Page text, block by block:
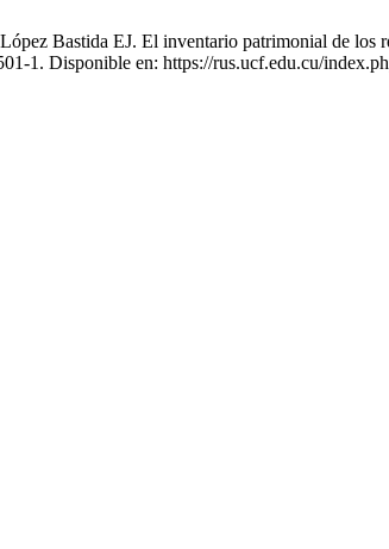
Bastida EJ. El inventario patrimonial de
1. Disponible en: https://rus.ucf.edu.cu/